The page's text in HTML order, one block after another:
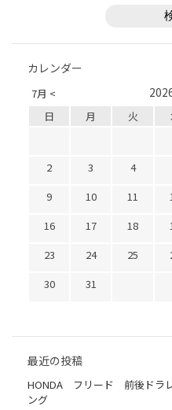
カレンダー
7月 <
日 月 火
2
3 4
9
10 11
16
17 18
23
24 25
30
31
最近の投稿
HONDA フリード 前後ドラ
ング